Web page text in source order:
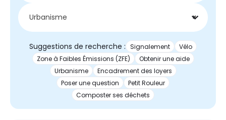
×
Urbanisme
Suggestions de recherche : Signalement
Vélo
Zone à Faibles Émissions (ZFE)
Obtenir une aide
Urbanisme
Encadrement des loyers
Poser une question
Petit Rouleur
Composter ses déchets